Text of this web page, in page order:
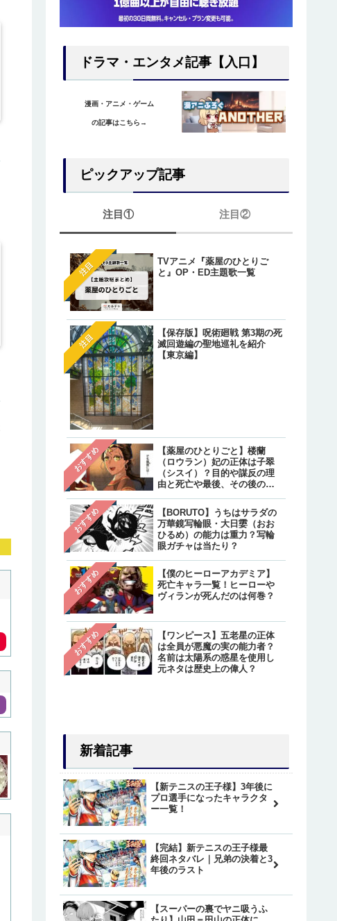
ドラマ・エンタメ記事【入口】
漫画・アニメ・ゲーム
の記事はこちら→
ピックアップ記事
注目①
注目
TVアニメ『薬屋のひとりご
と』OP・ED主題歌一覧
注目
【保存版】呪術廻戦 第3期の死
滅回遊編の聖地巡礼を紹介
【東京編】
おすすめ
【薬屋のひとりごと】楼蘭
（ロウラン）妃の正体は子翠
（シスイ）？目的や謀反の理
由と死亡や最後、その後の生
おすすめ
【BORUTO】うちはサラダの
万華鏡写輪眼・大日孁（おお
ひるめ）の能力は重力？写輪
眼ガチャは当たり？
おすすめ
【僕のヒーローアカデミア】
死亡キャラ一覧！ヒーローや
ヴィランが死んだのは何巻？
おすすめ
【ワンピース】五老星の正体
は全員が悪魔の実の能力者？
名前は太陽系の惑星を使用し
元ネタは歴史上の偉人？
注目②
注目
【ワンピース】ゲッコー
リアの正体は『光月もり
注目
【オレが私になるまで】
明（アキラ）のあざとか
いシーン総まとめ！
注目
【炎炎ノ消防隊】森羅の母
親・万里日下部（マリク
ベ）の正体は？実は生き
て最後はどうなった？
注目
【呪術廻戦】乙骨憂太の
後は？結婚相手は禪院真
続編で死亡しリカの指輪
へ継承
新着記事
【新テニスの王子様】3年後に
プロ選手になったキャラクタ
ー一覧！
【完結】新テニスの王子様最
終回ネタバレ｜兄弟の決着と3
年後のラスト
【スーパーの裏でヤニ吸うふ